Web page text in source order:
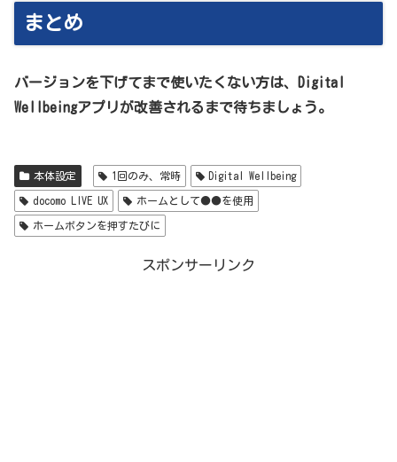
まとめ
バージョンを下げてまで使いたくない方は、Digital
Wellbeingアプリが改善されるまで待ちましょう。
本体設定 1回のみ、常時 Digital Wellbeing
docomo LIVE UX ホームとして●●を使用
ホームボタンを押すたびに
スポンサーリンク